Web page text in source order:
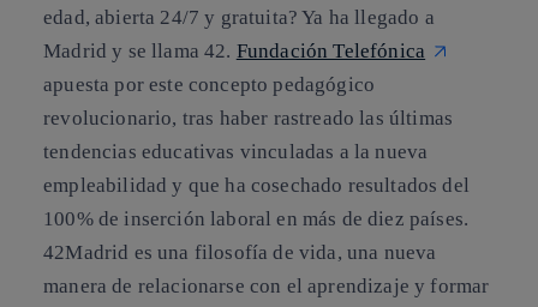
edad, abierta 24/7 y gratuita? Ya ha llegado a
Madrid y se llama 42. Fundación Telefónica
apuesta por este concepto pedagógico
revolucionario, tras haber rastreado las últimas
tendencias educativas vinculadas a la nueva
empleabilidad y que ha cosechado resultados del
100% de inserción laboral en más de diez países.
42Madrid es una filosofía de vida, una nueva
manera de relacionarse con el aprendizaje y formar